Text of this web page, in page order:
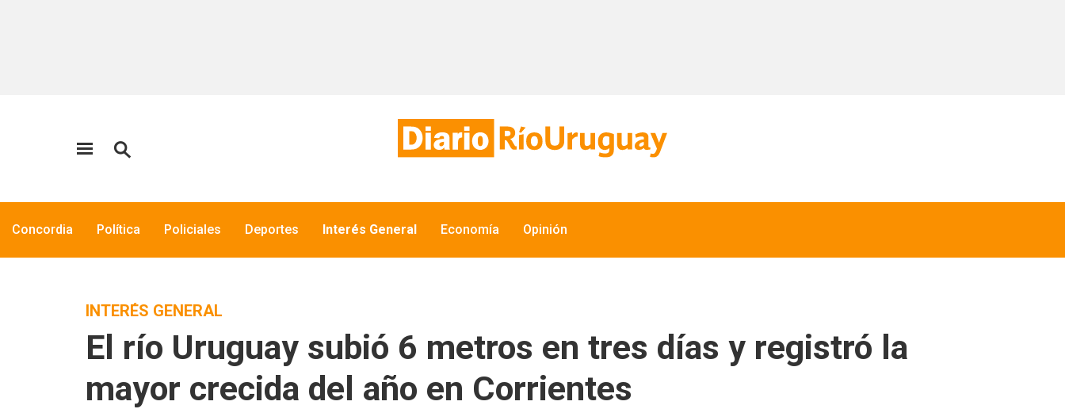
Concordia Política Policiales Deportes Interés General Economía Opinión
INTERÉS GENERAL
El río Uruguay subió 6 metros en tres días y registró la
mayor crecida del año en Corrientes